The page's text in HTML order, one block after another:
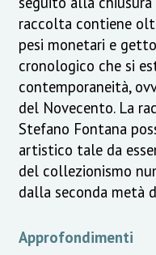
raccolta contiene
pesi monetari e
cronologico che si
contemporaneità,
del Novecento. La
Stefano Fontana
artistico tale da
del collezionismo
dalla seconda metà
Approfondimenti